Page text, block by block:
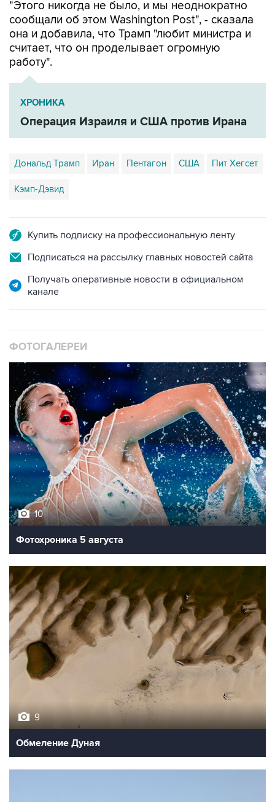
"Этого никогда не было, и мы неоднократно
сообщали об этом Washington Post", - сказала
она и добавила, что Трамп "любит министра и
считает, что он проделывает огромную
работу".
ХРОНИКА
Операция Израиля и США против Ирана
Дональд Трамп Иран Пентагон США Пит Хегсет
Кэмп-Дэвид
Купить подписку на профессиональную ленту
Подписаться на рассылку главных новостей сайта
Получать оперативные новости в официальном
канале
ФОТОГАЛЕРЕИ
10
Фотохроника 5 августа
9
Обмеление Дуная